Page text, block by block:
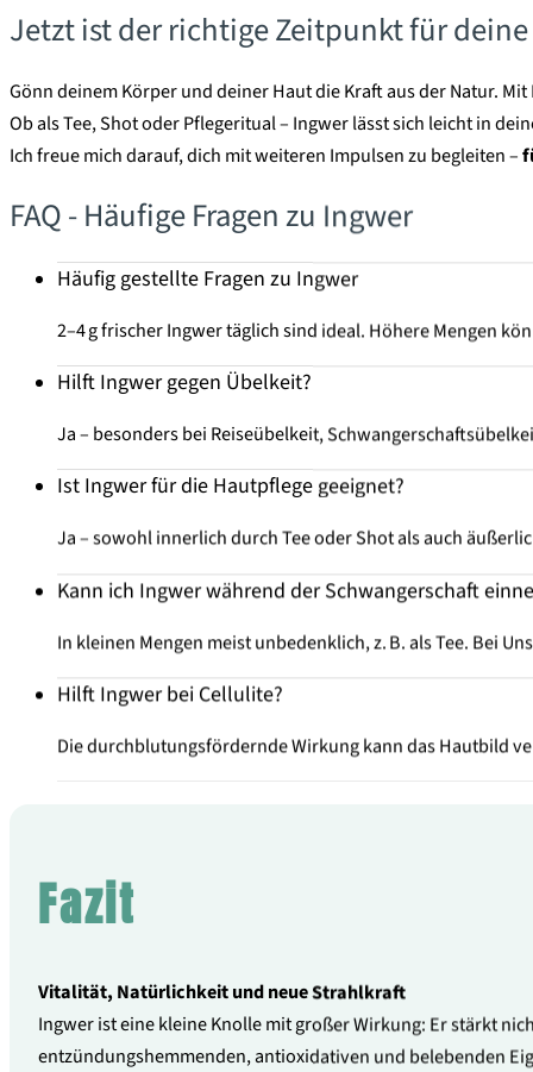
Jetzt ist der richtige Zeitpunkt für
Gönn deinem Körper und deiner Haut die Kraft aus der Natur.
Ob als Tee, Shot oder Pflegeritual – Ingwer lässt sich leicht in
Ich freue mich darauf, dich mit weiteren Impulsen zu begleiten –
FAQ - Häufige Fragen zu Ingwer
Häufig gestellte Fragen zu Ingwer
2–4 g frischer Ingwer täglich sind ideal. Höhere Mengen
Hilft Ingwer gegen Übelkeit?
Ja – besonders bei Reiseübelkeit,
Ist Ingwer für die Hautpflege geeignet?
Ja – sowohl innerlich durch Tee oder Shot als auch
Kann ich Ingwer während der Schwangerschaft
In kleinen Mengen meist unbedenklich, z. B. als Tee. Bei
Hilft Ingwer bei Cellulite?
Die durchblutungsfördernde Wirkung kann das Hautbild
Fazit
Vitalität, Natürlichkeit und neue Strahlkraft
Ingwer ist eine kleine Knolle mit großer Wirkung: Er stärkt
entzündungshemmenden, antioxidativen und belebenden